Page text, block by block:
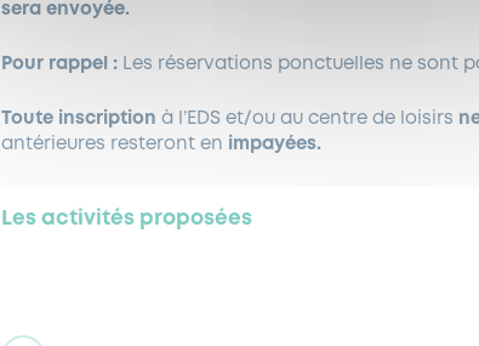
sera envoyée.
Pour rappel :Les réservations ponctuelles ne sont
Toute inscription à l’EDS et/ou au centre de loisirs
antérieures resteront en
impayées.
Les activités proposées